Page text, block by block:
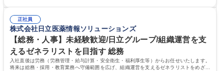
正社員
株式会社日立医薬情報ソリューションズ
【総務・人事】未経験歓迎/日立グループ/組織運営を支
えるゼネラリストを目指す 総務
入社直後は労務（労務管理・給与計算・安全衛生・福利厚生等）からお任せいたします。
将来は総務・採用・教育業務へ守備範囲を広げ、組織運営を支えるゼネラリストをめざせ